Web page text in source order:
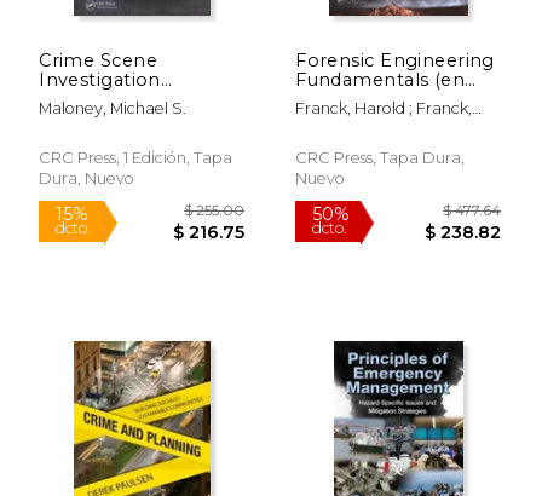
Crime Scene
Investigation
Procedural Guide (en
Inglés)
Maloney, Michael S.
CRC Press, 1 Edición, Tapa
Dura, Nuevo
Forensic Engineering
Fundamentals (en
Inglés)
Franck, Harold ; Franck,
CRC Press, Tapa Dura,
Nuevo